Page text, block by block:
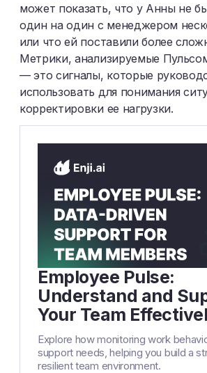
может показать, что у Анны не
один на один с менеджером
или что ей поставили более
Метрики, анализируемые
— это сигналы, которые
использовать для понимания
корректировки ее нагрузки.
Employee Pulse:
Understand and
Your Team
Explore how monitoring work
support needs, helping you build a
resilient team environment.